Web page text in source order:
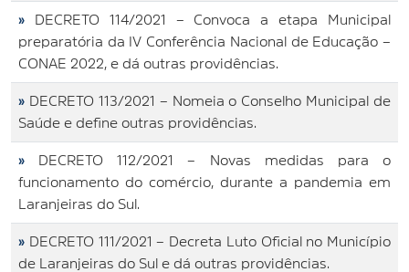
»
DECRETO 114/2021 – Convoca a etapa Municipal
preparatória da IV Conferência Nacional de Educação –
CONAE 2022, e dá outras providências.
» DECRETO 113/2021 – Nomeia o Conselho Municipal de
Saúde e define outras providências.
»
DECRETO 112/2021 – Novas medidas para o
funcionamento do comércio, durante a pandemia em
Laranjeiras do Sul.
» DECRETO 111/2021 – Decreta Luto Oficial no Município
de Laranjeiras do Sul e dá outras providências.